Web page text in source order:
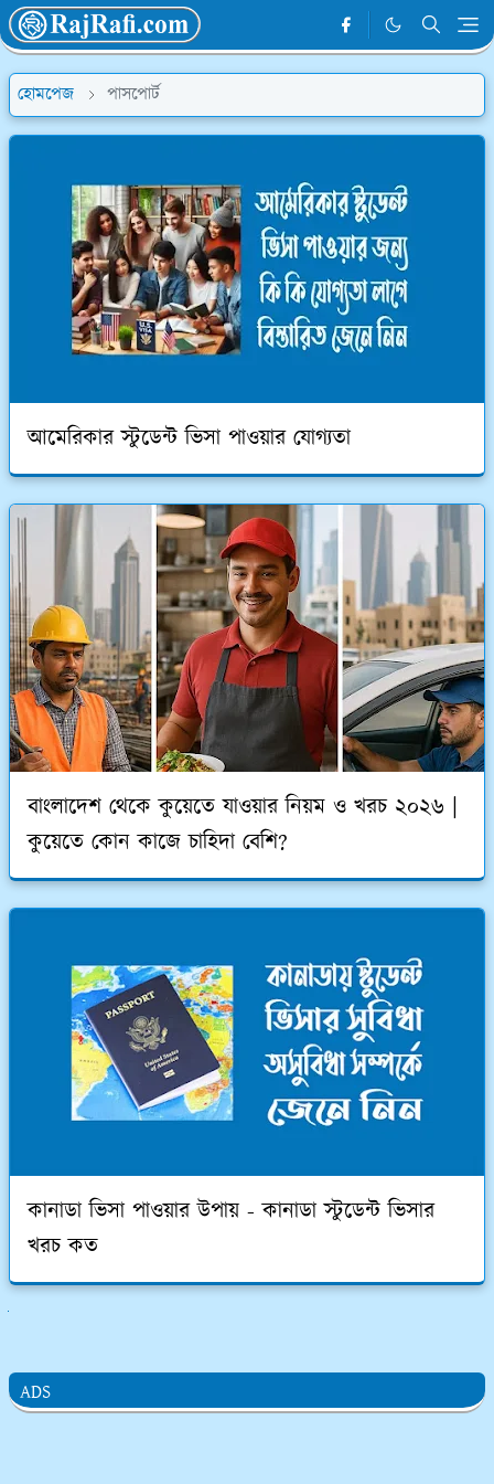
হোমপেজ পাসপোর্ট
আমেরিকার স্টুডেন্ট ভিসা পাওয়ার যোগ্যতা
বাংলাদেশ থেকে কুয়েতে যাওয়ার নিয়ম ও খরচ ২০২৬ |
কুয়েতে কোন কাজে চাহিদা বেশি?
কানাডা ভিসা পাওয়ার উপায় - কানাডা স্টুডেন্ট ভিসার
খরচ কত
ADS